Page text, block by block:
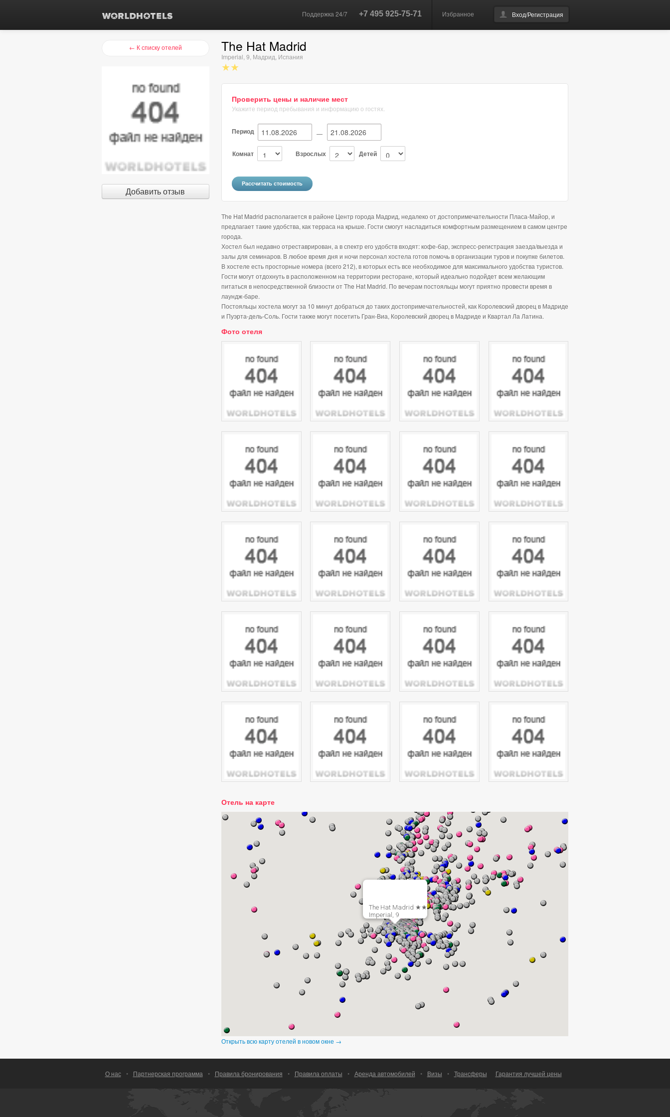
Избранное Вход/Регистрация
Поддержка 24/7 +7 495 925-75-71
← К списку отелей
Добавить отзыв
The Hat Madrid
Imperial, 9 Мадрид Испания
★★
Проверить цены и наличие мест
Укажите период пребывания и информацию о гостях.
Период —
Комнат Взрослых Детей
The Hat Madrid располагается в районе Центр города Мадрид, недалеко от достопримечательности Пласа-Майор, и
предлагает такие удобства, как терраса на крыше. Гости смогут насладиться комфортным размещением в самом центре
города.
Хостел был недавно отреставрирован, а в спектр его удобств входят: кофе-бар, экспресс-регистрация заезда/выезда и
залы для семинаров. В любое время дня и ночи персонал хостела готов помочь в организации туров и покупке билетов.
В хостеле есть просторные номера (всего 212), в которых есть все необходимое для максимального удобства туристов.
Гости могут отдохнуть в расположенном на территории ресторане, который идеально подойдет всем желающим
питаться в непосредственной близости от The Hat Madrid. По вечерам постояльцы могут приятно провести время в
лаундж-баре.
Постояльцы хостела могут за 10 минут добраться до таких достопримечательностей, как Королевский дворец в Мадриде
и Пуэрта-дель-Соль. Гости также могут посетить Гран-Виа, Королевский дворец в Мадриде и Квартал Ла Латина.
Фото отеля
Отель на карте
The Hat Madrid ★★
Imperial, 9
Открыть всю карту отелей в новом окне →
О нас • Партнерская программа • Правила бронирования • Правила оплаты • Аренда автомобилей • Визы • Трансферы Гарантия лучшей цены